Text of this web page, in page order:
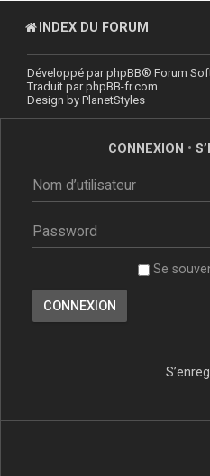
INDEX DU FORUM
Développé parphpBB® Forum
Traduit parphpBB-fr.com
Design by PlanetStyles
CONNEXION •
Se